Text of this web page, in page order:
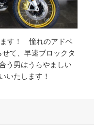
す！ 憧れのアドベ
て、早速ブロックタ
う男はうらやましい
いたします！